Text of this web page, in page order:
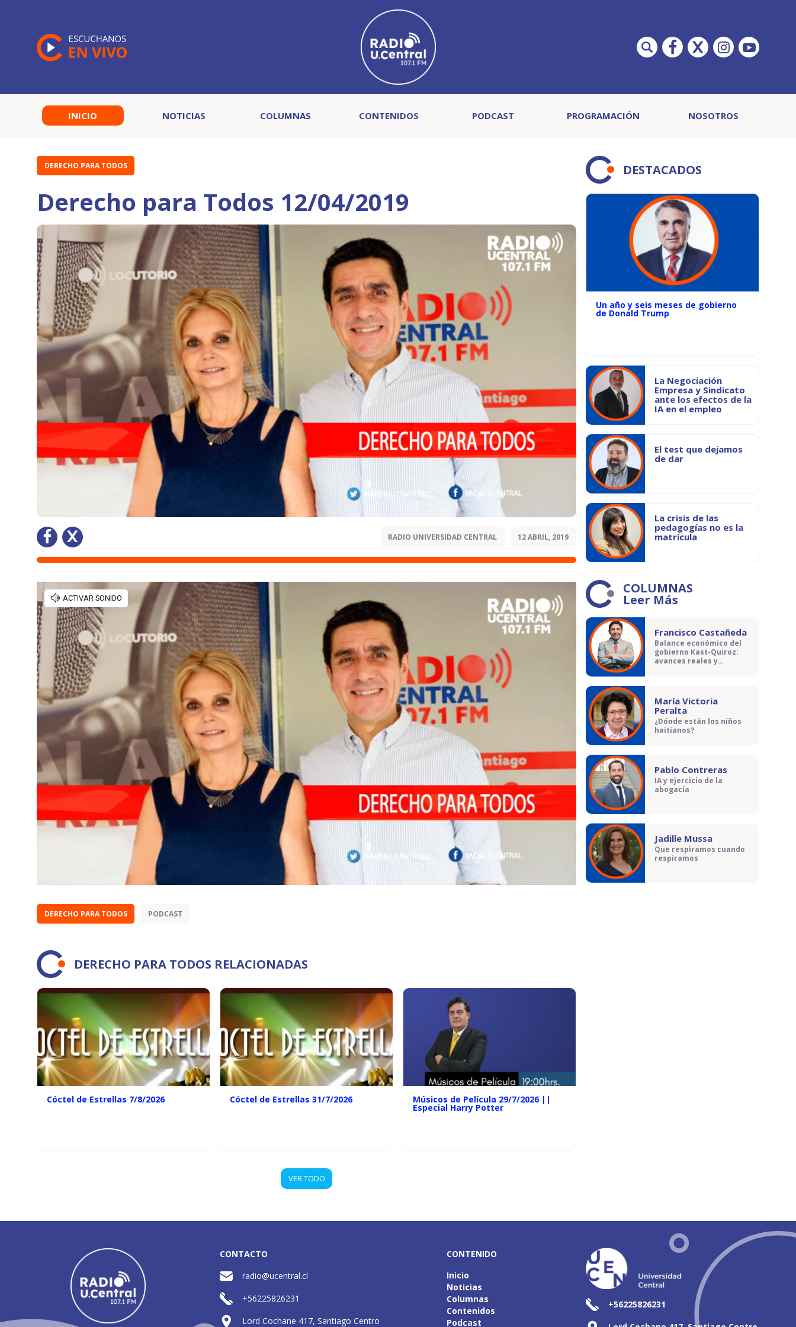
INICIO NOTICIAS COLUMNAS CONTENIDOS PODCAST PROGRAMACIÓN NOSOTROS
DERECHO PARA TODOS
Derecho para Todos 12/04/2019
RADIO UNIVERSIDAD CENTRAL 12 ABRIL, 2019
DERECHO PARA TODOS PODCAST
DERECHO PARA TODOS RELACIONADAS
Cóctel de Estrellas 7/8/2026 Cóctel de Estrellas 31/7/2026 Músicos de Película 29/7/2026 ||
Especial Harry Potter
VER TODO
DESTACADOS
Un año y seis meses de gobierno
de Donald Trump
La Negociación
Empresa y Sindicato
ante los efectos de la
IA en el empleo
El test que dejamos
de dar
La crisis de las
pedagogías no es la
matrícula
COLUMNAS
Leer Más
Francisco Castañeda
Balance económico del
gobierno Kast-Quiroz:
avances reales y
María Victoria
Peralta
¿Dónde están los niños
haitianos?
Pablo Contreras
IA y ejercicio de la
abogacía
Jadille Mussa
Que respiramos cuando
respiramos
CONTACTO
radio@ucentral.cl
+56225826231
Lord Cochane 417, Santiago Centro
CONTENIDO
Inicio
Noticias
Columnas
Contenidos
Podcast
+56225826231